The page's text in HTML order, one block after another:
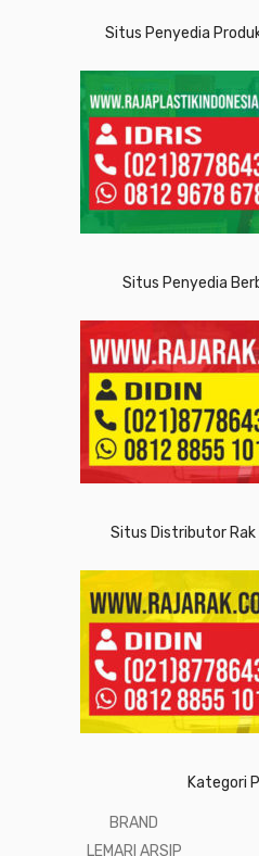
Situs Penyedia
Situs Penyedia
Situs Distributor Rak
Kategori
BRAND
LEMARI ARSIP